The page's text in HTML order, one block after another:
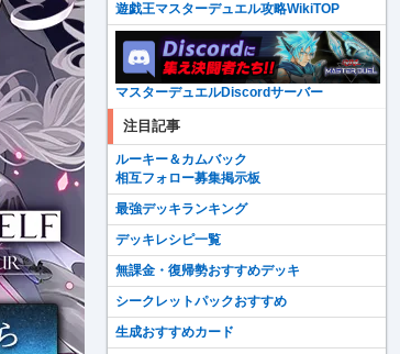
遊戯王マスターデュエル攻略WikiTOP
マスターデュエルDiscordサーバー
注目記事
ルーキー＆カムバック
相互フォロー募集掲示板
最強デッキランキング
デッキレシピ一覧
無課金・復帰勢おすすめデッキ
シークレットパックおすすめ
生成おすすめカード